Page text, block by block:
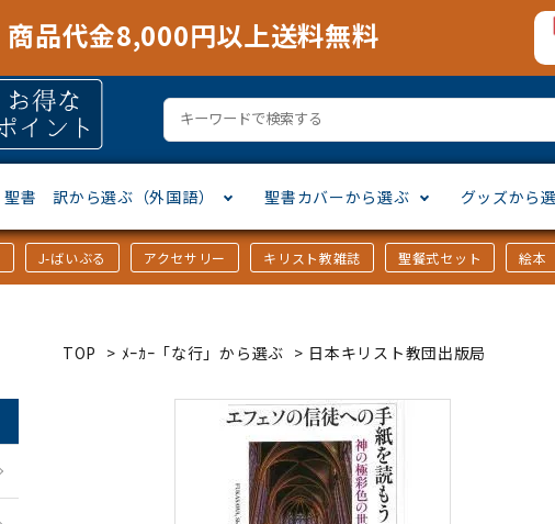
商品代金8,000円以上送料無料
聖書 訳から選ぶ（外国語）
その他ヨーロッパ言語
聖書カバーから選ぶ グッズから
J-ばいぶる アクセサリー キリスト教雑誌 聖餐式セット 絵本
TOP > ﾒｰｶｰ「な行」から選ぶ > 日本キリスト教団出版局